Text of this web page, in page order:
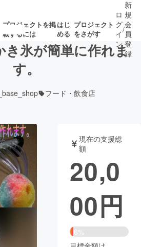
プロジェクトを掲
載するには
はじ
める
プロジェクト
をさがす
ト
募集終了が近いプ
ロジェクト
音楽
・ガジェット ゲーム・
書籍・雑誌
チャレンジ
ロ
グ
イ
ン
/
新
規
会
員
登
録
き氷が簡単に作れま
す。
フード・飲食店
現在の支援総
額
20,0
00円
6%